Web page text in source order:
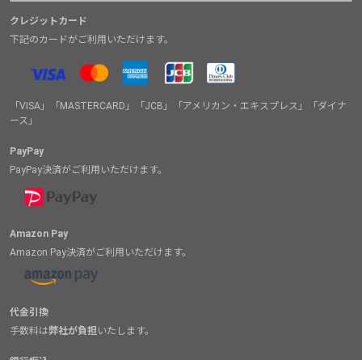
クレジットカード
下記のカードがご利用いただけます。
「VISA」「MASTERCARD」「JCB」「アメリカン・エキスプレス」「ダイナ
ース」
PayPay
PayPay決済がご利用いただけます。
Amazon Pay
Amazon Pay決済がご利用いただけます。
代金引換
手数料は弊社が負担いたします。